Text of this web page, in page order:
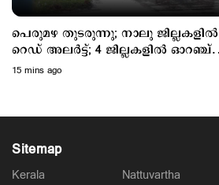
പെരുമഴ തുടരുന്നു; നാലു ജില്ലകളില്‍
റെഡ് അലര്‍ട്ട്; 4 ജില്ലകളില്‍ ഓറഞ്ച്
അലര്‍ട്ട്
15 mins ago
Sitemap
Kerala
Nattuvartha